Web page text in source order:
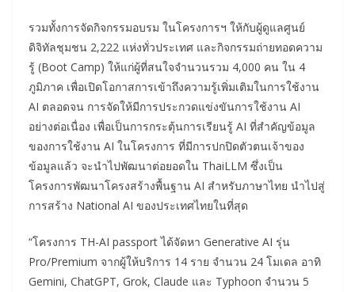
รวมทั้งการจัดกิจกรรมอบรม ในโครงการฯ ให้กับผู้ดูแลศูนย์
ดิจิทัลชุมชน 2,222 แห่งทั่วประเทศ และกิจกรรมถ่ายทอดความ
รู้ (Boot Camp) ให้แก่ผู้ที่สนใจจำนวนรวม 4,000 คน ใน 4
ภูมิภาค เพื่อเปิดโอกาสการเข้าถึงความรู้เพิ่มเติมในการใช้งาน
AI ตลอดจน การจัดให้มีการประกวดแข่งขันการใช้งาน AI
อย่างต่อเนื่อง เพื่อเป็นการกระตุ้นการเรียนรู้ AI ที่สำคัญข้อมูล
ของการใช้งาน AI ในโครงการ ที่มีการปกปิดตัวตนเจ้าของ
ข้อมูลแล้ว จะนำไปพัฒนาต่อยอดใน ThaiLLM ซึ่งเป็น
โครงการพัฒนาโครงสร้างพื้นฐาน AI สำหรับภาษาไทย นำไปสู่
การสร้าง National AI ของประเทศไทยในที่สุด
“โครงการ TH-AI passport ได้จัดหา Generative AI รุ่น
Pro/Premium จากผู้ให้บริการ 14 ราย จำนวน 24 โมเดล อาทิ
Gemini, ChatGPT, Grok, Claude และ Typhoon จำนวน 5